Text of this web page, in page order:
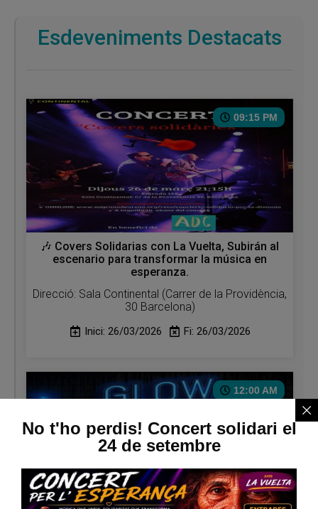
Esdeveniments Destacats
09:15 PM
🎶 Covers Solidarias con La Vuelta, Subirán al
escenario para transformar la música en
esperanza.
Direcció: Sala Continental (Carrer de la Providència,
30 Barcelona)
Inici: 26/03/2026 Fi: 26/03/2026
12:00 AM
No t'ho perdis! Concert solidari el
24 de setembre